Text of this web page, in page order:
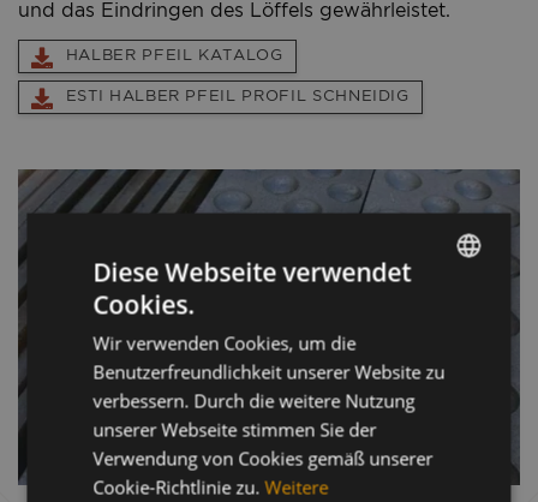
und das Eindringen des Löffels gewährleistet.
HALBER PFEIL KATALOG
ESTI HALBER PFEIL PROFIL SCHNEIDIG
Diese Webseite verwendet
Cookies.
Wir verwenden Cookies, um die
Benutzerfreundlichkeit unserer Website zu
verbessern. Durch die weitere Nutzung
unserer Webseite stimmen Sie der
Verwendung von Cookies gemäß unserer
Cookie-Richtlinie zu. Weitere